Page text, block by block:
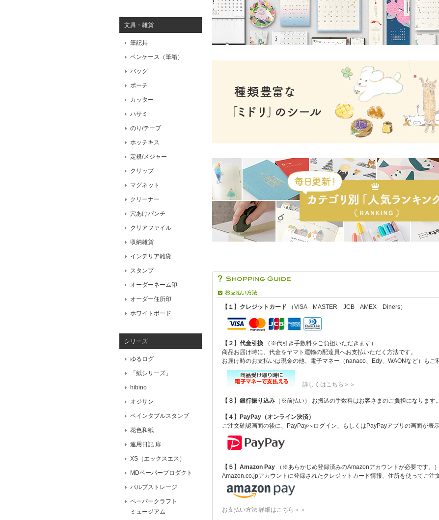
文具・雑貨
筆記具
ペンケース（筆箱）
バッグ
ポーチ
カッター
ハサミ
のり/テープ
ホッチキス
定規/メジャー
クリップ
マグネット
クリーナー
穴あけパンチ
クリアファイル
収納雑貨
インテリア雑貨
スタンプ
オーダーネーム印
オーダー住所印
ホワイトボード
シリーズ
ゆるログ
「紙シリーズ」
hibino
オジサン
ペインタブルスタンプ
花色和紙
連用日記 扉
XS（エックスエス）
MDペーパープロダクト
パルプストレージ
ペーパークラフト
ミュージアム
【１】クレジットカード （VISA MASTER JCB AMEX Diners）
【２】代金引換 （※代引き手数料をご負担いただきます）
商品お届け時に、代金をヤマト運輸の配達員へお支払いただく方法です。
お届け時のお支払いは現金の他、電子マネー（nanaco、Edy、WAONなど）もご
詳しくはこちら＞＞
【３】銀行振り込み （※前払い） お振込の手数料はお客さまのご負担になります。
【４】PayPay（オンライン決済）
ご注文確認画面の後に、PayPayへログイン、もしくはPayPayアプリの画面が表
【５】Amazon Pay （※あらかじめ登録済みのAmazonアカウントが必要です。）
Amazon.co.jpアカウントに登録されたクレジットカード情報、住所を使ってご注
お支払い方法 詳細はこちら＞＞